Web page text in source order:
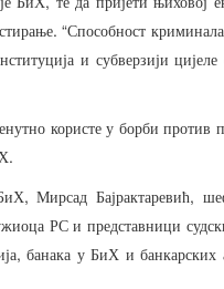
. “Способност
и субверзији цијеле
користе у борби против
.
,Мирсад Бајрактаревић,
РС и представници
,банака у БиХ и банкарских